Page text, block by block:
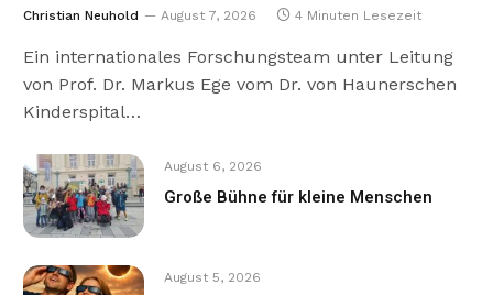
Christian Neuhold August 7, 2026 4 Minuten Lesezeit
Ein internationales Forschungsteam unter Leitung
von Prof. Dr. Markus Ege vom Dr. von Haunerschen
Kinderspital…
August 6, 2026
Große Bühne für kleine Menschen
August 5, 2026